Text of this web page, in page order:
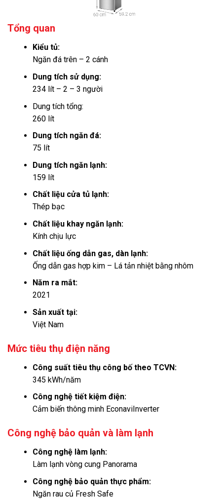
Tổng quan
Kiểu tủ:
Ngăn đá trên – 2 cánh
Dung tích sử dụng:
234 lít – 2 – 3 người
Dung tích tổng:
260 lít
Dung tích ngăn đá:
75 lít
Dung tích ngăn lạnh:
159 lít
Chất liệu cửa tủ lạnh:
Thép bạc
Chất liệu khay ngăn lạnh:
Kính chịu lực
Chất liệu ống dẫn gas, dàn lạnh:
Ống dẫn gas hợp kim – Lá tản nhiệt bằng nhôm
Năm ra mắt:
2021
Sản xuất tại:
Việt Nam
Mức tiêu thụ điện năng
Công suất tiêu thụ công bố theo TCVN:
345 kWh/năm
Công nghệ tiết kiệm điện:
Cảm biến thông minh EconaviInverter
Công nghệ bảo quản và làm lạnh
Công nghệ làm lạnh:
Làm lạnh vòng cung Panorama
Công nghệ bảo quản thực phẩm:
Ngăn rau củ Fresh Safe